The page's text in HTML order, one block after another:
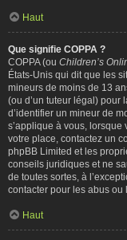
Haut
Que signifie COPPA ?
COPPA (ou Children’s
États-Unis qui dit que les
mineurs de moins de 13
(ou d’un tuteur légal) pour
d’identifier un mineur de
s’applique à vous, lorsque
votre place, contactez un
phpBB Limited et les
conseils juridiques et ne
de toutes sortes, à
contacter pour les abus ou
Haut